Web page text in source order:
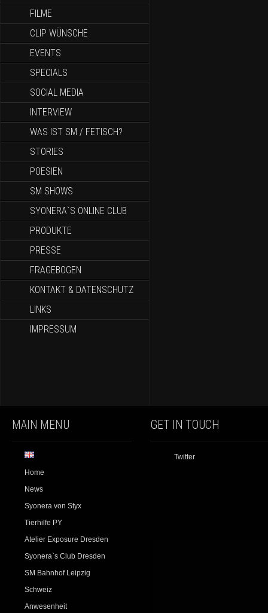
FILME
CLIP WÜNSCHE
EVENTS
SPECIALS
SOCIAL MEDIA
INTERVIEW
WAS IST SM / FETISCH?
STORIES
POESIEN
SM SHOWS
SYONERA`S ONLINE CLUB
PRODUKTE
PRESSE
FRAGEBOGEN
KONTAKT & DATENSCHUTZ
LINKS
IMPRESSUM
MAIN MENU
Home
News
Syonera von Styx
Tierhilfe PY
Atelier Exposure Dresden
Syonera`s Club Dresden
SM Bahnhof Leipzig
Schweiz
Anwesenheit
GET IN TOUCH
Twitter